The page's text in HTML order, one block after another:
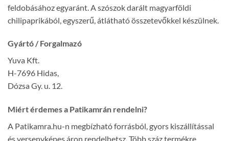
feldobásához egyaránt. A szószok darált magyarföldi
chilipaprikából, egyszerű, átlátható összetevőkkel készülnek.
Gyártó / Forgalmazó
Yuva Kft.
H-7696 Hidas,
Dózsa Gy. u. 12.
Miért érdemes a Patikamrán rendelni?
A Patikamra.hu-n megbízható forrásból, gyors kiszállítással
és versenyképes áron rendelhetsz. Több száz termékre